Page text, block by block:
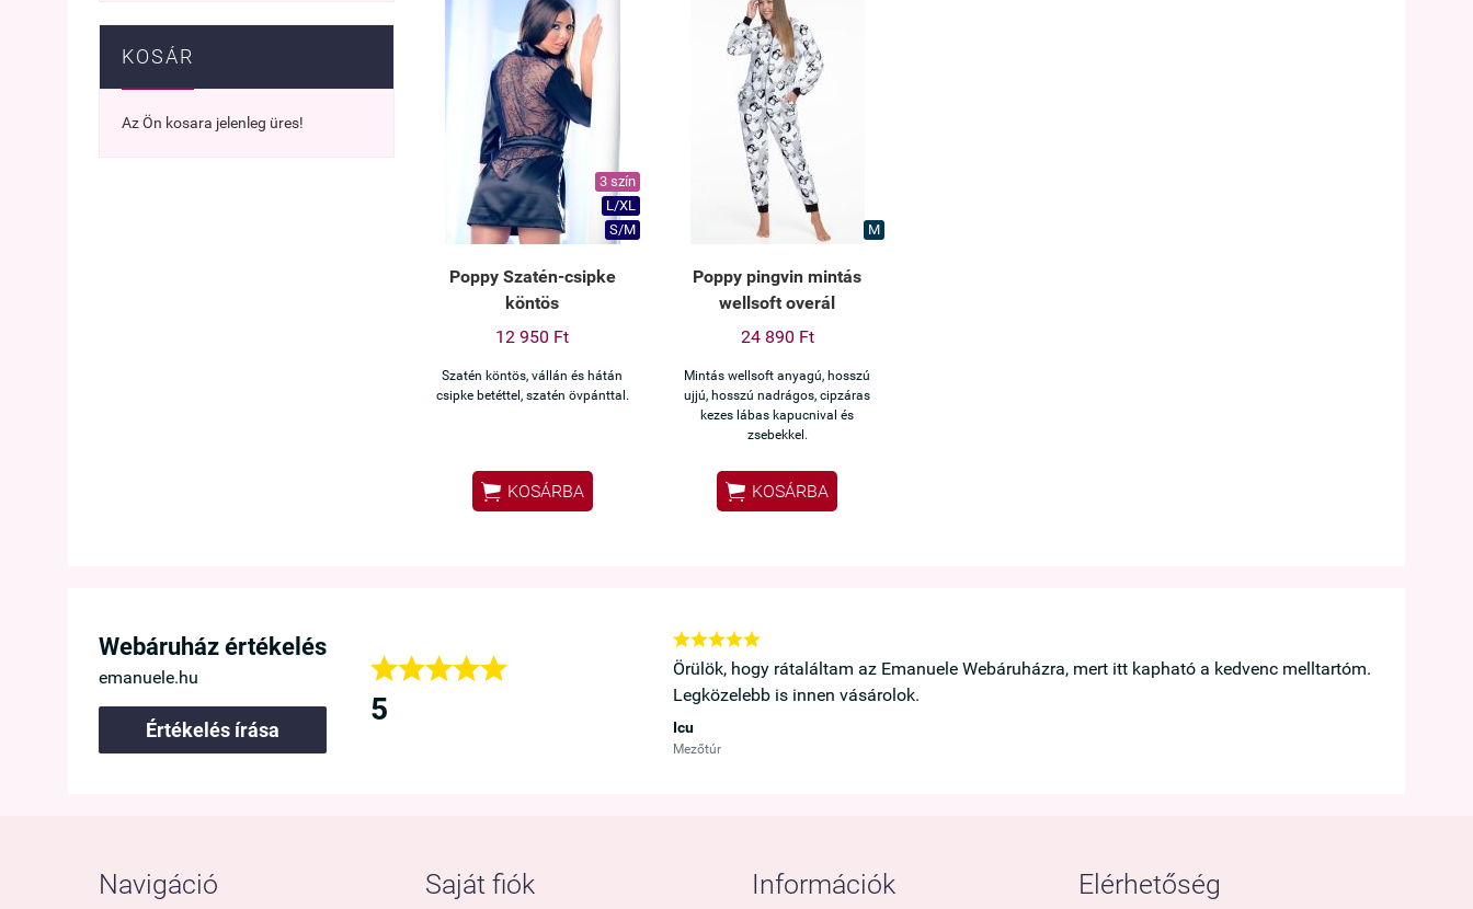
KOSÁR
Az Ön kosara jelenleg üres!
3 szín
L/XL
S/M
Poppy Szatén-csipke
köntös
12 950 Ft
Szatén köntös, vállán és hátán
csipke betéttel, szatén övpánttal.
 KOSÁRBA
M
Poppy pingvin mintás
wellsoft overál
24 890 Ft
Mintás wellsoft anyagú, hosszú
ujjú, hosszú nadrágos, cipzáras
kezes lábas kapucnival és
zsebekkel.
 KOSÁRBA
Webáruház értékelés
emanuele.hu
Értékelés írása

5
hogy rátaláltam az Emanuele Webáruházra, mert itt kapható a kedvenc melltartóm.

Örülök, hogy rátaláltam az Emanuele Webáruházra, mert itt kapható a kedvenc melltartóm.
Legközelebb is innen vásárolok.
Icu
Mezőtúr
Navigáció Saját fiók Információk Elérhetőség